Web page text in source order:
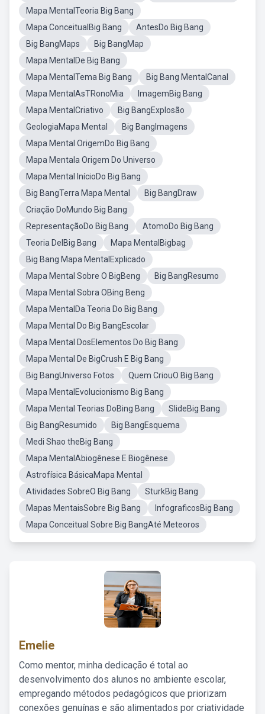
Mapa MentalTeoria Big Bang
Mapa ConceitualBig Bang
AntesDo Big Bang
Big BangMaps
Big BangMap
Mapa MentalDe Big Bang
Mapa MentalTema Big Bang
Big Bang MentalCanal
Mapa MentalAsTRonoMia
ImagemBig Bang
Mapa MentalCriativo
Big BangExplosão
GeologiaMapa Mental
Big BangImagens
Mapa Mental OrigemDo Big Bang
Mapa Mentala Origem Do Universo
Mapa Mental InícioDo Big Bang
Big BangTerra Mapa Mental
Big BangDraw
Criação DoMundo Big Bang
RepresentaçãoDo Big Bang
AtomoDo Big Bang
Teoria DelBig Bang
Mapa MentalBigbag
Big Bang Mapa MentalExplicado
Mapa Mental Sobre O BigBeng
Big BangResumo
Mapa Mental Sobra OBing Beng
Mapa MentalDa Teoria Do Big Bang
Mapa Mental Do Big BangEscolar
Mapa Mental DosElementos Do Big Bang
Mapa Mental De BigCrush E Big Bang
Big BangUniverso Fotos
Quem CriouO Big Bang
Mapa MentalEvolucionismo Big Bang
Mapa Mental Teorias DoBing Bang
SlideBig Bang
Big BangResumido
Big BangEsquema
Medi Shao theBig Bang
Mapa MentalAbiogênese E Biogênese
Astrofísica BásicaMapa Mental
Atividades SobreO Big Bang
SturkBig Bang
Mapas MentaisSobre Big Bang
InfograficosBig Bang
Mapa Conceitual Sobre Big BangAté Meteoros
Emelie
Como mentor, minha dedicação é total ao
desenvolvimento dos alunos no ambiente escolar,
empregando métodos pedagógicos que priorizam
conexões genuínas e são alimentados por criatividade